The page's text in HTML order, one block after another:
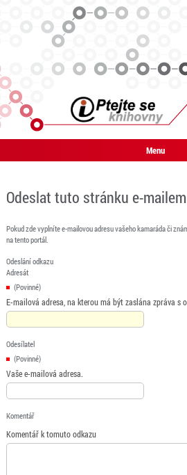
Menu
Odeslat tuto stránku e-mailem
Pokud zde vyplníte e-mailovou adresu vašeho kamaráda či
na tento portál.
Odeslání odkazu
Adresát
(Povinné)
E-mailová adresa, na kterou má být zaslána zpráva s
Odesílatel
(Povinné)
Vaše e-mailová adresa.
Komentář
Komentář k tomuto odkazu